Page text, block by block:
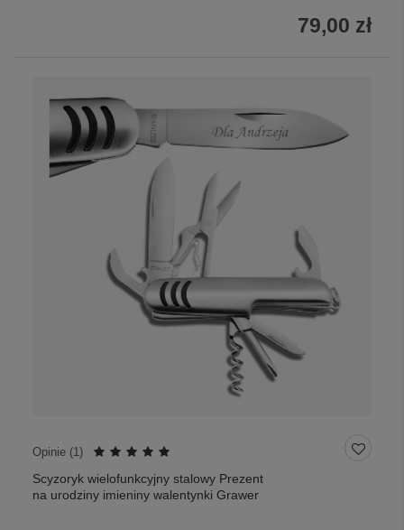
79,00 zł
Opinie (1)
Scyzoryk wielofunkcyjny stalowy Prezent
na urodziny imieniny walentynki Grawer